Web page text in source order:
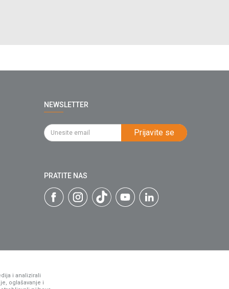
NEWSLETTER
Prijavite se
PRATITE NAS
i analizirali
oglašavanje i